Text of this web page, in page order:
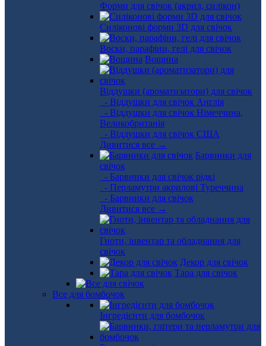
Форми для свічок (акрил, силікон)
Силіконові форми 3D для свічок
Воски, парафіни, гелі для свічок
Вощина
Віддушки (ароматизатори) для свічок
- Віддушки для свічок Англія
- Віддушки для свічок Німеччина,
Великобританія
- Віддушки для свічок США
Дивитися все →
Барвники для
свічок
- Барвники для свічок рідкі
- Перламутри акрилові Туреччина
- Барвники для свічок
Дивитися все →
Гноти, інвентар та обладнання для
свічок
Декор для свічок
Тара для свічок
Все для бомбочок
Інгредієнти для бомбочок